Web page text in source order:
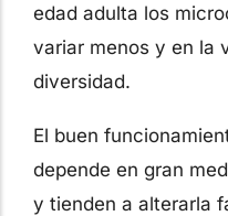
edad adulta los
variar menos y en la
diversidad.
El buen
depende en gran
y tienden a alterarla